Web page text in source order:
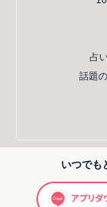
いつでも
占
話題